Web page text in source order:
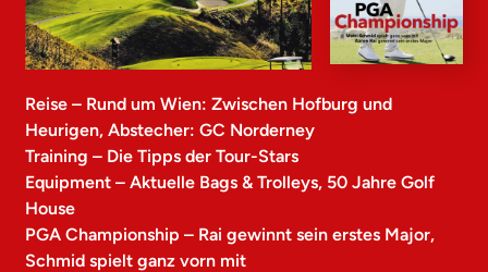
Reise – Rund um Wien: Zwischen Hofburg und
Heurigen, Abstecher: GC Norderney
Training – Die Tipps der Tour-Stars
Equipment – Aktuelle Bags & Trolleys, 50 Jahre Golf
House
PGA Championship – Rai gewinnt sein erstes Major,
Schmid spielt ganz vorn mit